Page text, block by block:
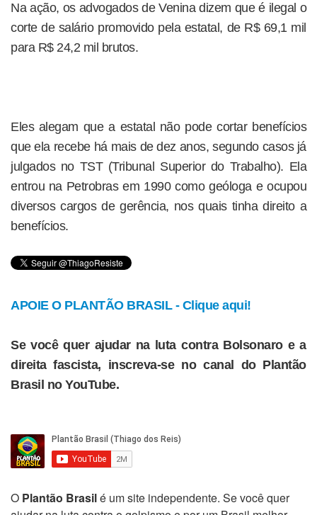
Na ação, os advogados de Venina dizem que é ilegal o
corte de salário promovido pela estatal, de R$ 69,1 mil
para R$ 24,2 mil brutos.
Eles alegam que a estatal não pode cortar benefícios
que ela recebe há mais de dez anos, segundo casos já
julgados no TST (Tribunal Superior do Trabalho). Ela
entrou na Petrobras em 1990 como geóloga e ocupou
diversos cargos de gerência, nos quais tinha direito a
benefícios.
APOIE O PLANTÃO BRASIL - Clique aqui!
Se você quer ajudar na luta contra Bolsonaro e a
direita fascista, inscreva-se no canal do Plantão
Brasil no YouTube.
O Plantão Brasilé um site independente. Se você quer